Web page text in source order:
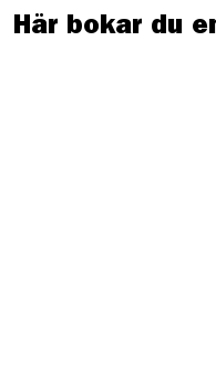
Här bokar du